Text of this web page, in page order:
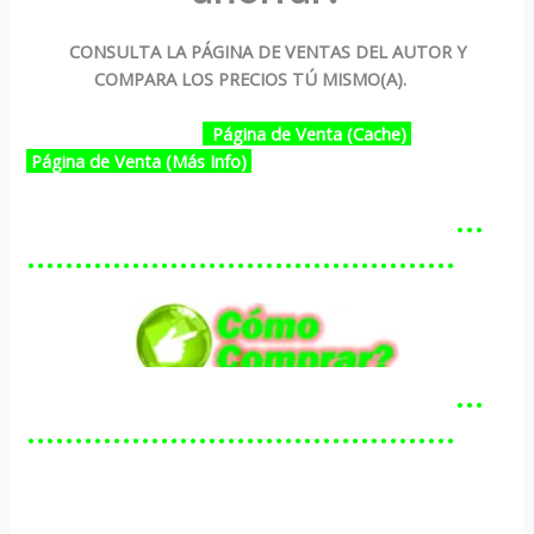
CONSULTA LA PÁGINA DE VENTAS DEL AUTOR Y
COMPARA LOS PRECIOS TÚ MISMO(A).
Página de Venta (Cache)
Página de Venta (Más Info)
…………………………………………
………………………………………
…………………………………………
………………………………………